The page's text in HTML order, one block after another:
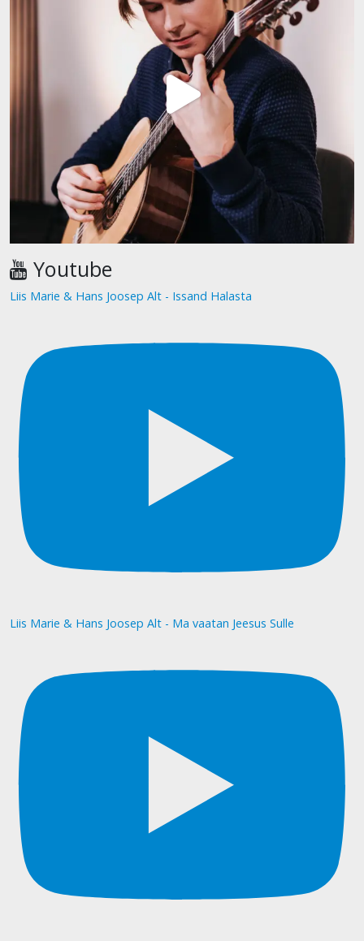
Youtube
Liis Marie & Hans Joosep Alt - Issand Halasta
Liis Marie & Hans Joosep Alt - Ma vaatan Jeesus Sulle